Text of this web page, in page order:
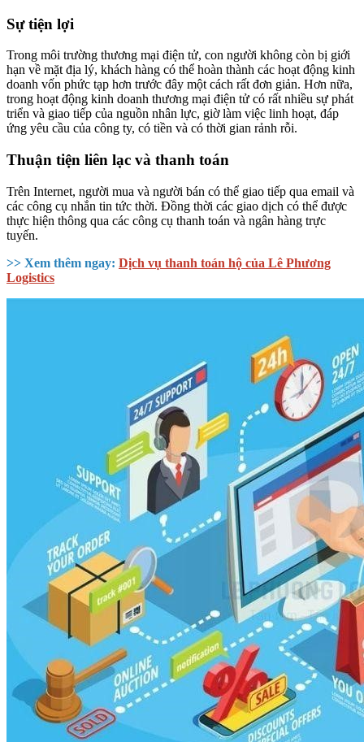
Sự tiện lợi
Trong môi trường thương mại điện tử, con người không còn bị giới
hạn về mặt địa lý, khách hàng có thể hoàn thành các hoạt động kinh
doanh vốn phức tạp hơn trước đây một cách rất đơn giản. Hơn nữa,
trong hoạt động kinh doanh thương mại điện tử có rất nhiều sự phát
triển và giao tiếp của nguồn nhân lực, giờ làm việc linh hoạt, đáp
ứng yêu cầu của công ty, có tiền và có thời gian rảnh rỗi.
Thuận tiện liên lạc và thanh toán
Trên Internet, người mua và người bán có thể giao tiếp qua email và
các công cụ nhắn tin tức thời. Đồng thời các giao dịch có thể được
thực hiện thông qua các công cụ thanh toán và ngân hàng trực
tuyến.
>> Xem thêm ngay: Dịch vụ thanh toán hộ của Lê Phương
Logistics